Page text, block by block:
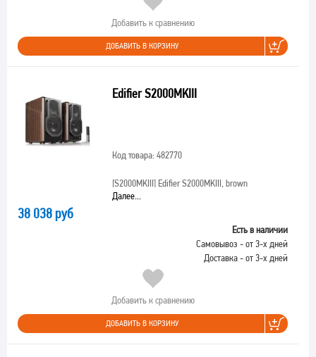
Добавить к сравнению
ДОБАВИТЬ В КОРЗИНУ
Edifier S2000MKIII
Код товара: 482770
[S2000MKIII]Edifier S2000MKIII, brown
Далее...
38 038 руб
Есть в наличии
Самовывоз - от 3-х дней
Доставка - от 3-х дней
Добавить к сравнению
ДОБАВИТЬ В КОРЗИНУ